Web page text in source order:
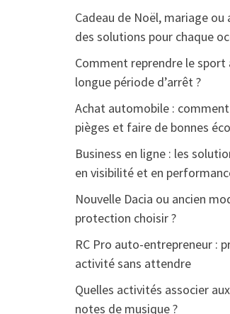
Cadeau de Noël, mariage ou
des solutions pour chaque
Comment reprendre le sport
longue période d’arrêt ?
Achat automobile :
pièges et faire de bonnes
Business en ligne : les
en visibilité et en
Nouvelle Dacia ou ancien
protection choisir ?
RC Pro auto-entrepreneur :
activité sans attendre
Quelles activités associer
notes de musique ?